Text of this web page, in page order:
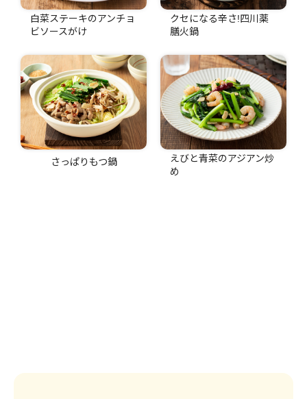
白菜ステーキのアンチョ
ビソースがけ
クセになる辛さ!四川薬
膳火鍋
さっぱりもつ鍋
えびと青菜のアジアン炒
め